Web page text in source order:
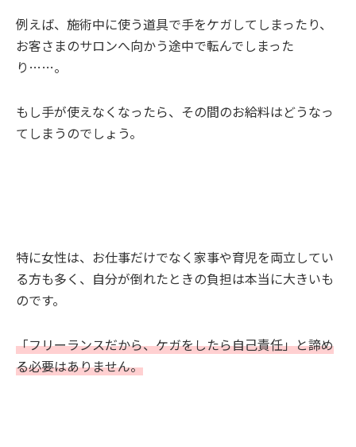
例えば、施術中に使う道具で手をケガしてしまったり、
お客さまのサロンへ向かう途中で転んでしまった
り……。
もし手が使えなくなったら、その間のお給料はどうなっ
てしまうのでしょう。
特に女性は、お仕事だけでなく家事や育児を両立してい
る方も多く、自分が倒れたときの負担は本当に大きいも
のです。
「フリーランスだから、ケガをしたら自己責任」と諦め
る必要はありません。